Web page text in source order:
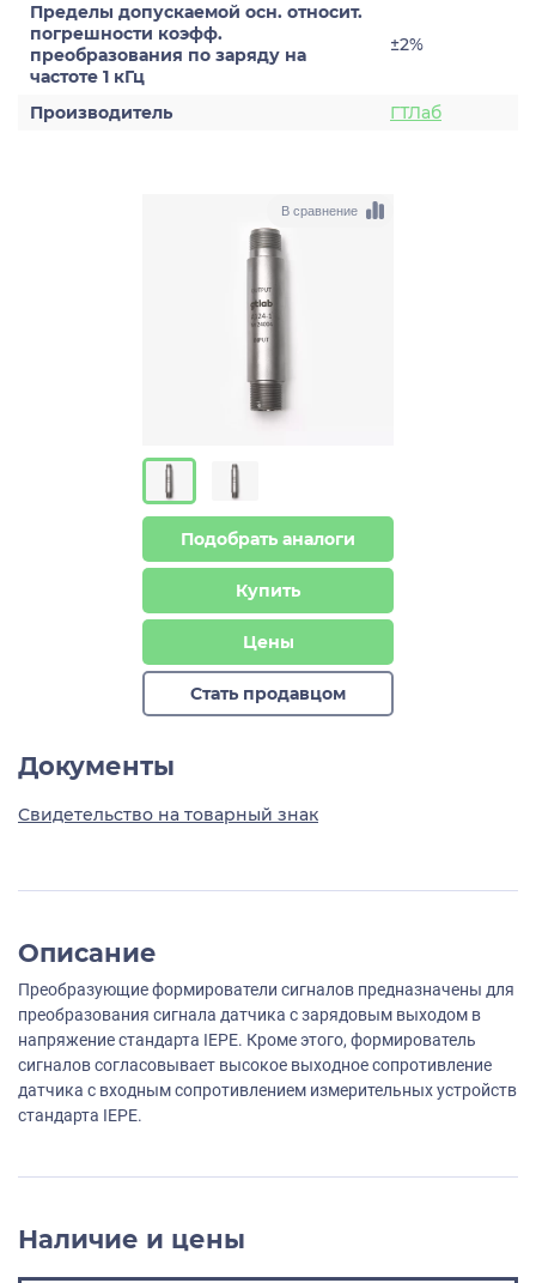
Пределы допускаемой осн. относит.
погрешности коэфф.
преобразования по заряду на
частоте 1 кГц
±2%
Производитель ГТЛаб
В сравнение
Подобрать аналоги
Купить
Цены
Стать продавцом
Документы
Свидетельство на товарный знак
Описание
Преобразующие формирователи сигналов предназначены для
преобразования сигнала датчика с зарядовым выходом в
напряжение стандарта IEPE. Кроме этого, формирователь
сигналов согласовывает высокое выходное сопротивление
датчика с входным сопротивлением измерительных устройств
стандарта IEPE.
Наличие и цены